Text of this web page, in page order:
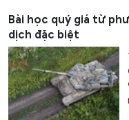
Bài học quý giá từ
dịch đặc biệt